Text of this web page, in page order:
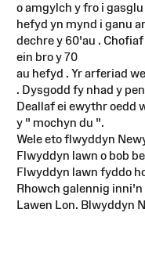
o amgylch y fro i
hefyd yn mynd i ganu
dechre y 60'au .
ein bro y 70
au hefyd . Yr arferiad
. Dysgodd fy nhad y
Deallaf ei ewythr oedd
y " mochyn du ".
Wele eto flwyddyn
Flwyddyn lawn o bob
Flwyddyn lawn fyddo
Rhowch galennig
Lawen Lon. Blwyddyn